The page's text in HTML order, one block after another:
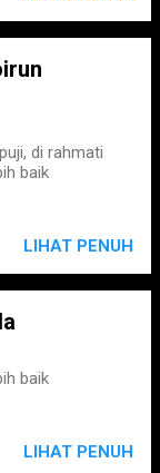
di rahmati
baik
LIHAT PENUH
baik
LIHAT PENUH